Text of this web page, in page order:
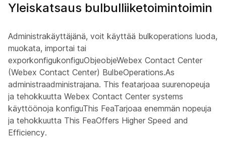
Yleiskatsaus bulbulliiketoimintoimin
Administrakäyttäjänä, voit käyttää bulkoperations luoda,
muokata, importai tai
exporkonfigukonfiguObjeobjeWebex Contact Center
(Webex Contact Center) BulbeOperations.As
administraadministrajana. This featarjoaa suurenopeuja
ja tehokkuutta Webex Contact Center systems
käyttöönoja konfiguThis FeaTarjoaa enemmän nopeuja
ja tehokkuutta This FeaOffers Higher Speed and
Efficiency.